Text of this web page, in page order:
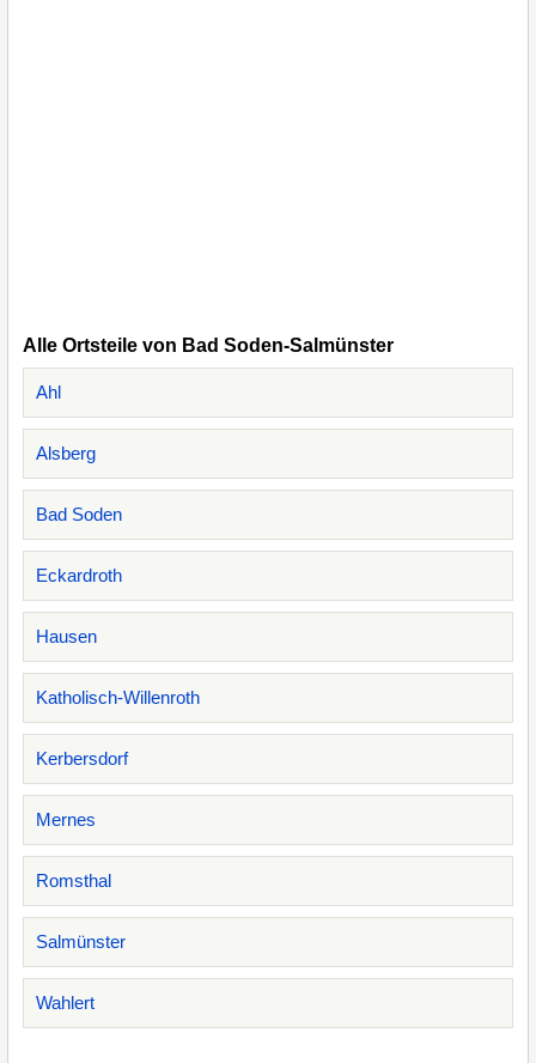
Alle Ortsteile von Bad Soden-Salmünster
Ahl
Alsberg
Bad Soden
Eckardroth
Hausen
Katholisch-Willenroth
Kerbersdorf
Mernes
Romsthal
Salmünster
Wahlert